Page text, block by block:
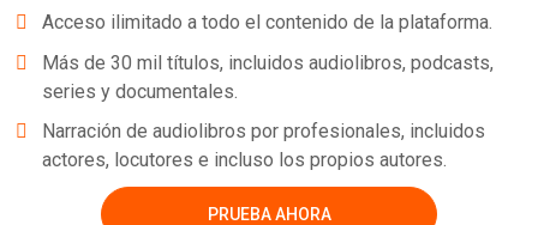
Acceso ilimitado a todo el contenido de la plataforma.
Más de 30 mil títulos, incluidos audiolibros, podcasts,
series y documentales.
Narración de audiolibros por profesionales, incluidos
actores, locutores e incluso los propios autores.
PRUEBA AHORA